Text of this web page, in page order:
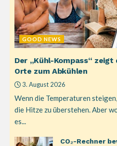
GOOD NEWS
Der „Kühl-Kompass“
Orte zum Abkühlen
3. August 2026
Wenn die Temperaturen
die Hitze zu überstehen. Aber
es...
CO₂-Rechner